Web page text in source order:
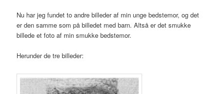
Nu har jeg fundet to andre billeder af min unge bedstemor, og det
er den samme som på billedet med barn. Altså er det smukke
billede et foto af min smukke bedstemor.
Herunder de tre billeder: